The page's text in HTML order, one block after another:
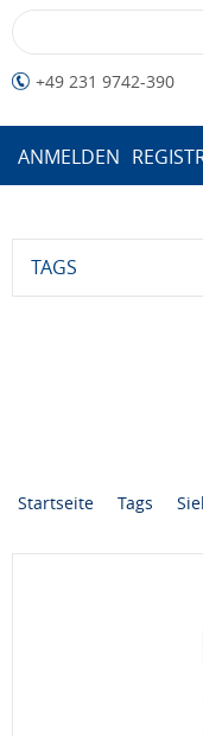
+49 231 9742-390
ANMELDEN
TAGS
Startseite Tags